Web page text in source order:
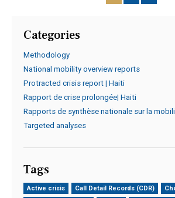
Categories
Methodology
National mobility overview reports
Protracted crisis report | Haiti
Rapport de crise prolongée| Haiti
Rapports de synthèse nationale sur la
Targeted analyses
Tags
Active crisis Call Detail Records (CDR)